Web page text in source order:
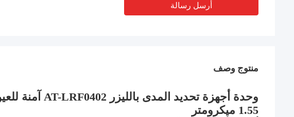
أرسل رسالة
منتوج وصف
1.55 ميكرومتر